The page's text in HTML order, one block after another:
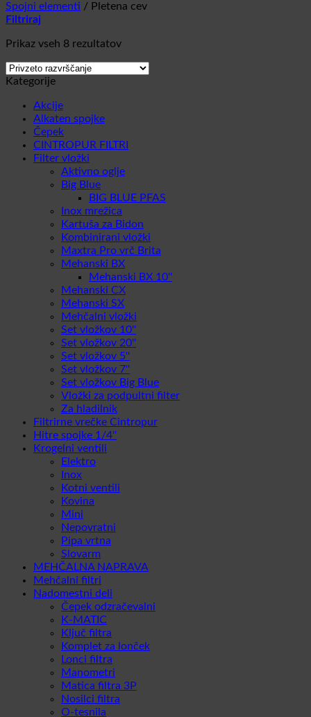
Spojni elementi / Pletena cev
Filtriraj
Prikaz vseh 8 rezultatov
Kategorije
Akcije
Alkaten spojke
Čepek
CINTROPUR FILTRI
Filter vložki
Aktivno oglje
Big Blue
BIG BLUE PFAS
Inox mrežica
Kartuša za Bidon
Kombinirani vložki
Maxtra Pro vrč Brita
Mehanski BX
Mehanski BX 10''
Mehanski CX
Mehanski SX
Mehčalni vložki
Set vložkov 10''
Set vložkov 20''
Set vložkov 5''
Set vložkov 7''
Set vložkov Big Blue
Vložki za podpultni filter
Za hladilnik
Filtrirne vrečke Cintropur
Hitre spojke 1/4''
Krogelni ventili
Elektro
Inox
Kotni ventili
Kovina
Mini
Nepovratni
Pipa vrtna
Slovarm
MEHČALNA NAPRAVA
Mehčalni filtri
Nadomestni deli
Čepek odzračevalni
K-MATIC
Ključ filtra
Komplet za lonček
Lonci filtra
Manometri
Matica filtra 3P
Nosilci filtra
O-tesnila